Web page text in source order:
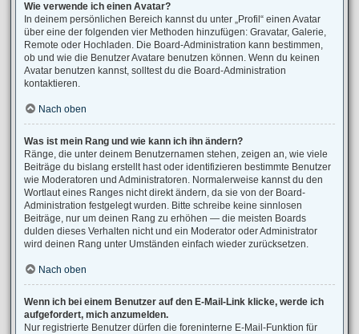
Wie verwende ich einen Avatar?
In deinem persönlichen Bereich kannst du unter „Profil“ einen Avatar
über eine der folgenden vier Methoden hinzufügen: Gravatar, Galerie,
Remote oder Hochladen. Die Board-Administration kann bestimmen,
ob und wie die Benutzer Avatare benutzen können. Wenn du keinen
Avatar benutzen kannst, solltest du die Board-Administration
kontaktieren.
Nach oben
Was ist mein Rang und wie kann ich ihn ändern?
Ränge, die unter deinem Benutzernamen stehen, zeigen an, wie viele
Beiträge du bislang erstellt hast oder identifizieren bestimmte Benutzer
wie Moderatoren und Administratoren. Normalerweise kannst du den
Wortlaut eines Ranges nicht direkt ändern, da sie von der Board-
Administration festgelegt wurden. Bitte schreibe keine sinnlosen
Beiträge, nur um deinen Rang zu erhöhen — die meisten Boards
dulden dieses Verhalten nicht und ein Moderator oder Administrator
wird deinen Rang unter Umständen einfach wieder zurücksetzen.
Nach oben
Wenn ich bei einem Benutzer auf den E-Mail-Link klicke, werde ich
aufgefordert, mich anzumelden.
Nur registrierte Benutzer dürfen die foreninterne E-Mail-Funktion für